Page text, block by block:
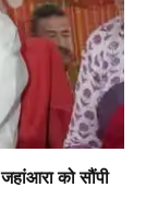
को सौंपी